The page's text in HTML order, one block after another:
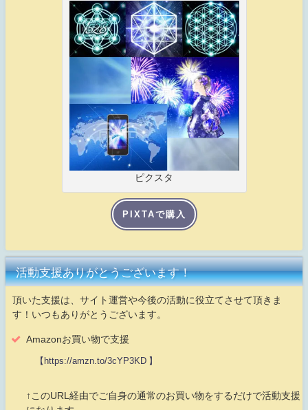
ピクスタ
PIXTAで購入
活動支援ありがとうございます！
頂いた支援は、サイト運営や今後の活動に役立てさせて頂きま
す！いつもありがとうございます。
Amazonお買い物で支援
【https://amzn.to/3cYP3KD 】
↑このURL経由でご自身の通常のお買い物をするだけで活動支援